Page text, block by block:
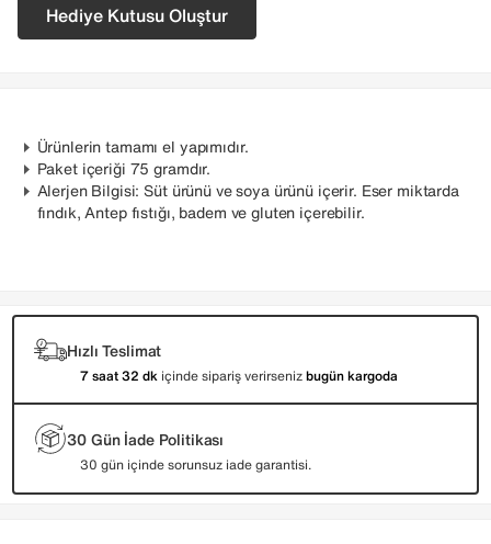
Hediye Kutusu Oluştur
Ürünlerin tamamı el yapımıdır.
Paket içeriği 75 gramdır.
Alerjen Bilgisi: Süt ürünü ve soya ürünü içerir. Eser miktarda
fındık, Antep fıstığı, badem ve gluten içerebilir.
Hızlı Teslimat
7 saat 32 dk içinde sipariş verirsenizbugün kargoda
30 Gün İade Politikası
30 gün içinde sorunsuz iade garantisi.